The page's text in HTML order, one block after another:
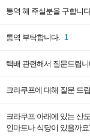
통역 해 주실분을 구합니
통역 부탁합니다. 1
택배 관련해서 질문드립
크라쿠프에 대해 질문 드
크라쿠프 아래에 있는 산
인마트나 식당이 있을까요